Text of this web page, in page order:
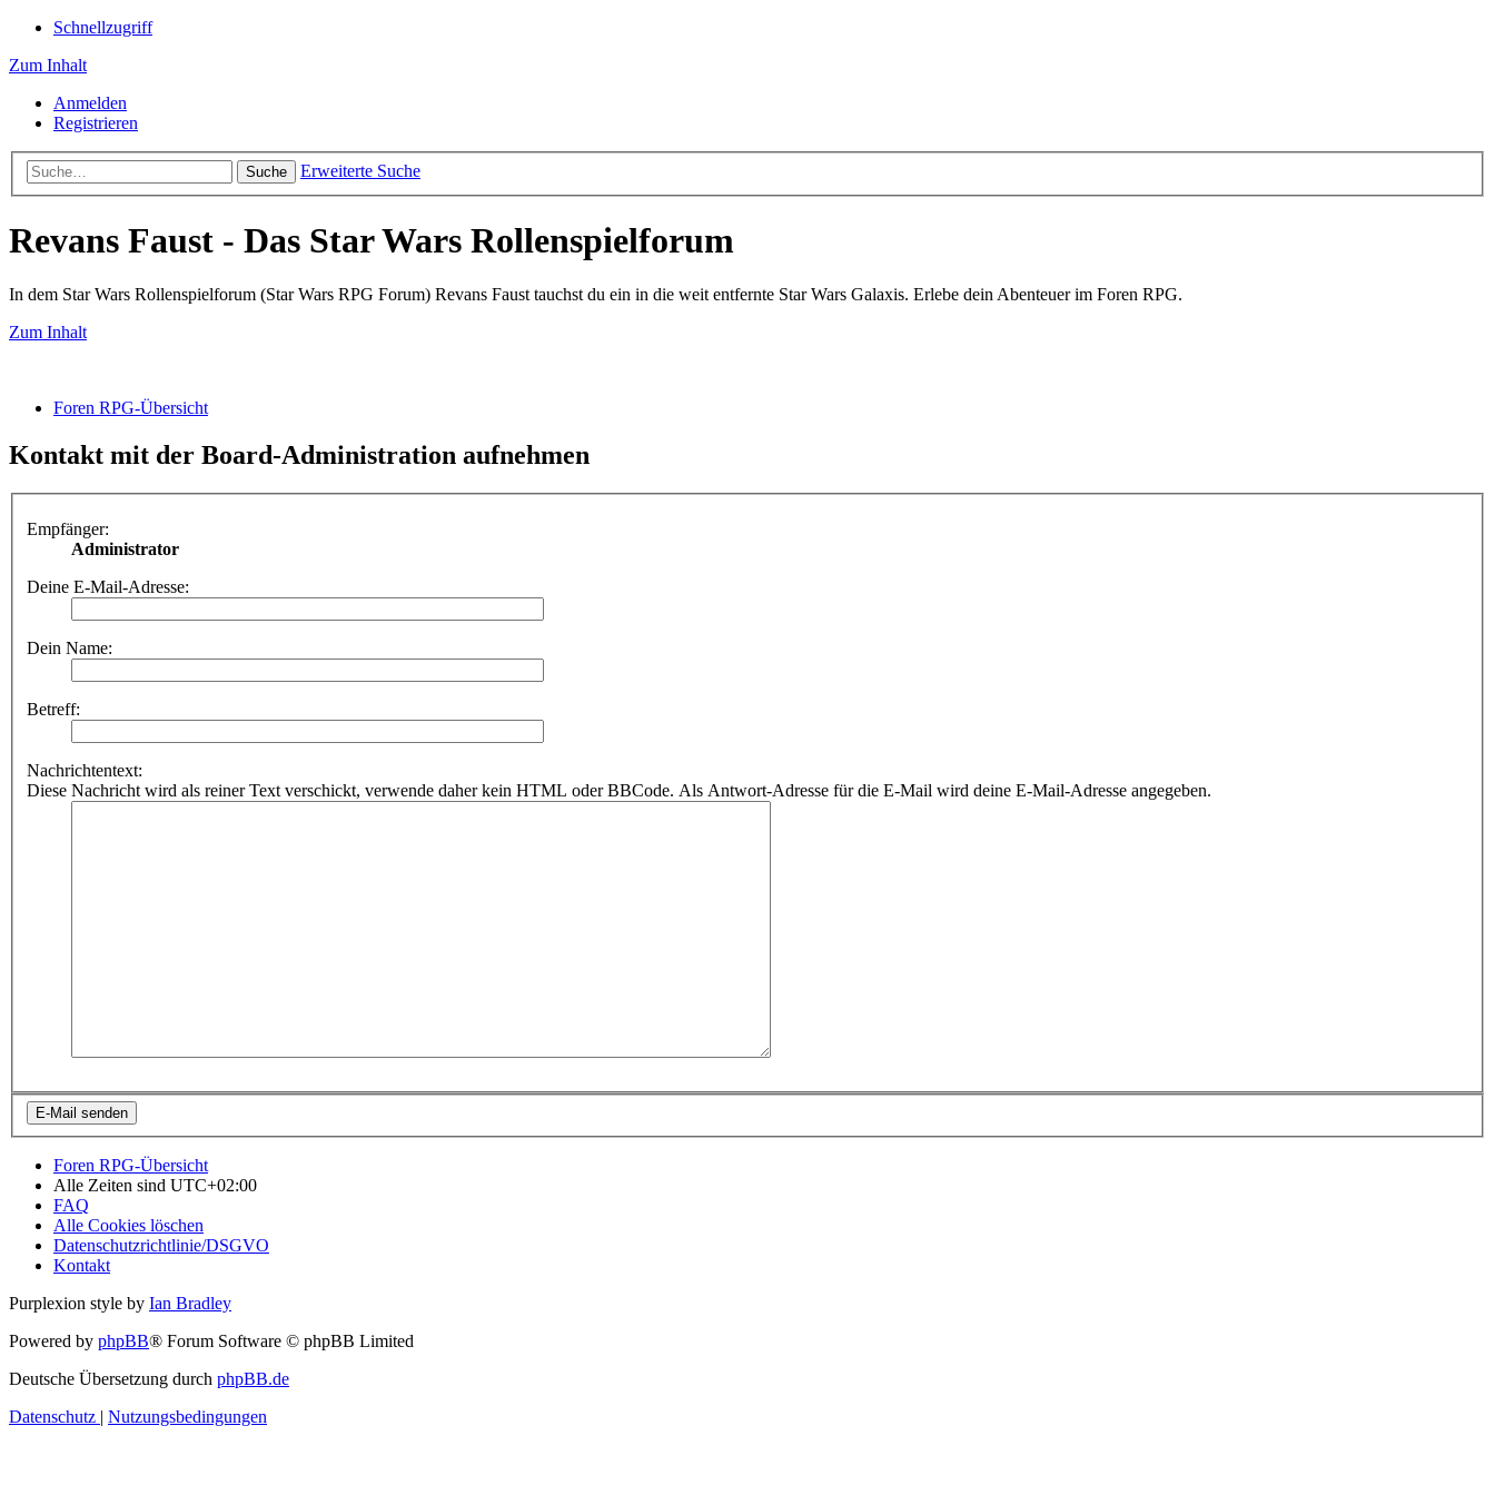
Schnellzugriff
Zum Inhalt
Anmelden
Registrieren
Suche Erweiterte Suche
Revans Faust - Das Star Wars Rollenspielforum
In dem Star Wars Rollenspielforum (Star Wars RPG Forum) Revans Faust tauchst du ein in die weit entfernte Star Wars Galaxis. Erlebe dein Abenteuer im Foren RPG.
Zum Inhalt
Foren RPG-Übersicht
Kontakt mit der Board-Administration aufnehmen
Empfänger:
Administrator
Deine E-Mail-Adresse:
Dein Name:
Betreff:
Nachrichtentext:
Diese Nachricht wird als reiner Text verschickt, verwende daher kein HTML oder BBCode. Als Antwort-Adresse für die E-Mail wird deine E-Mail-Adresse angegeben.
Foren RPG-Übersicht
Alle Zeiten sind UTC+02:00
FAQ
Alle Cookies löschen
Datenschutzrichtlinie/DSGVO
Kontakt
Purplexion style by Ian Bradley
Powered by phpBB® Forum Software © phpBB Limited
Deutsche Übersetzung durch phpBB.de
Datenschutz
Nutzungsbedingungen